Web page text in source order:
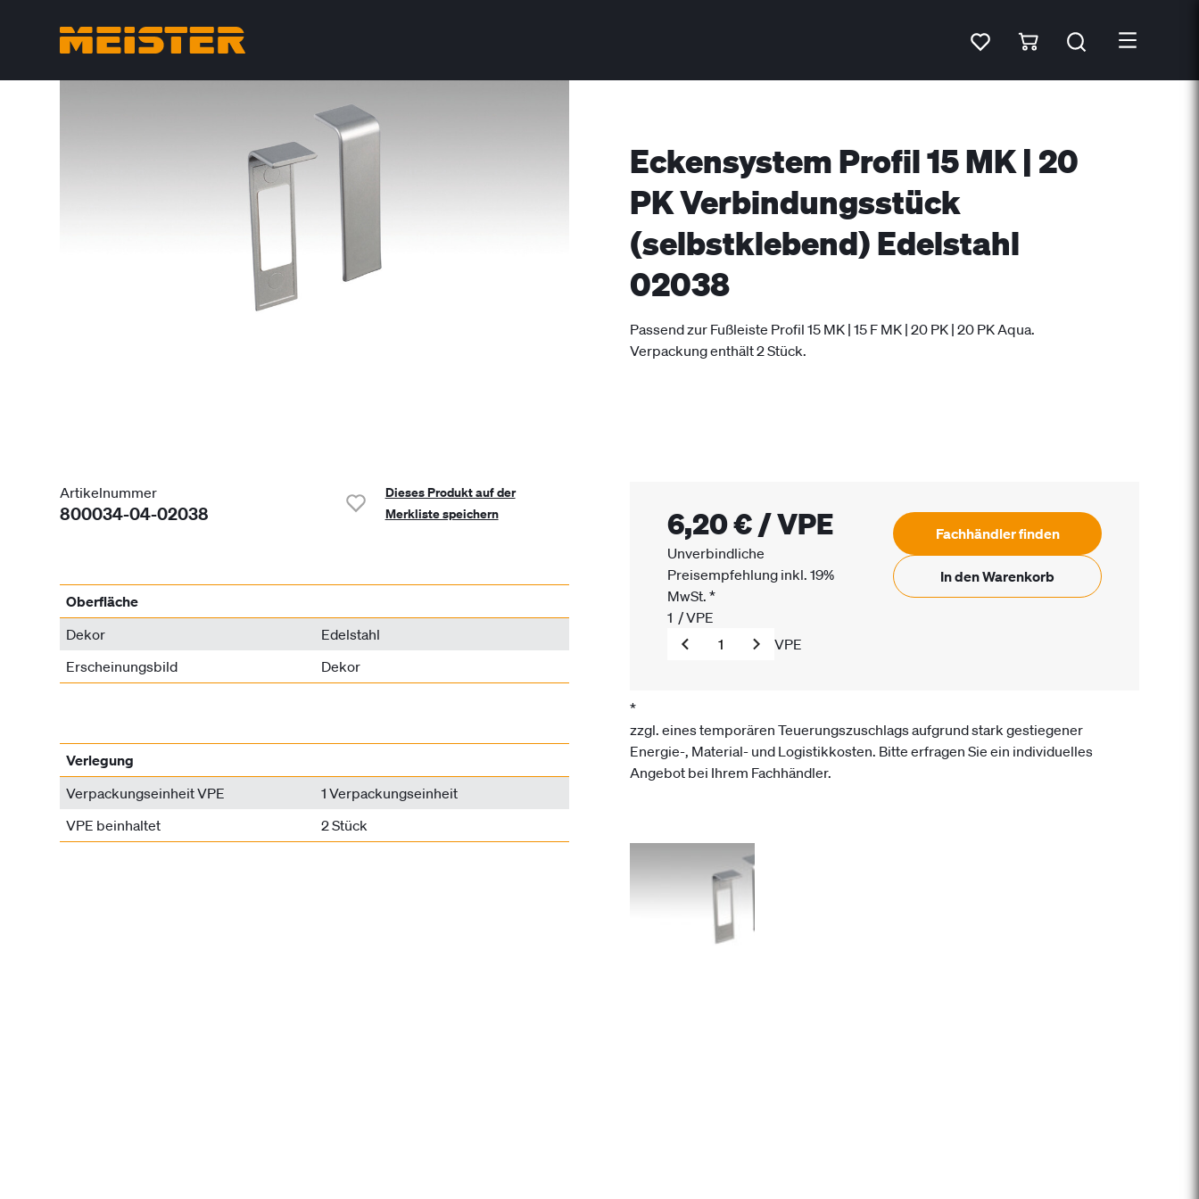
Eckensystem Profil 15 MK | 20
PK Verbindungsstück
(selbstklebend) Edelstahl
02038
Passend zur Fußleiste Profil 15 MK | 15 F MK | 20 PK | 20 PK Aqua.
Verpackung enthält 2 Stück.
Artikelnummer
800034-04-02038
Dieses Produkt auf der
Merkliste speichern
Oberfläche
Dekor
Edelstahl
Erscheinungsbild
Dekor
Verlegung
Verpackungseinheit VPE
1 Verpackungseinheit
VPE beinhaltet
2 Stück
6,20 €/VPE
Unverbindliche
Preisempfehlung inkl. 19%
MwSt. *
1 /VPE
VPE
Fachhändler finden
In den Warenkorb
*
zzgl. eines temporären Teuerungszuschlags aufgrund stark gestiegener
Energie-, Material- und Logistikkosten. Bitte erfragen Sie ein individuelles
Angebot bei Ihrem Fachhändler.